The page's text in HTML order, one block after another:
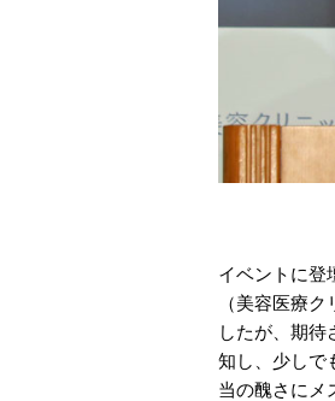
イベントに登
（美容医療
したが、期
知し、少しで
当の醜さにメ